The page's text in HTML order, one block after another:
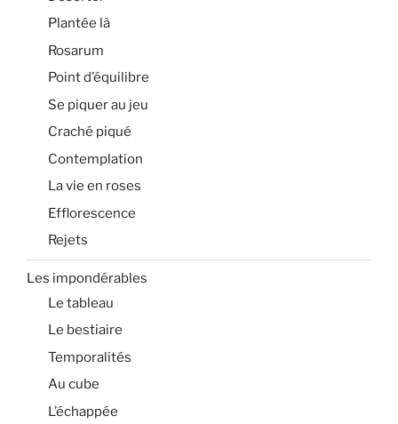
Plantée là
Rosarum
Point d’équilibre
Se piquer au jeu
Craché piqué
Contemplation
La vie en roses
Efflorescence
Rejets
Les impondérables
Le tableau
Le bestiaire
Temporalités
Au cube
L’échappée